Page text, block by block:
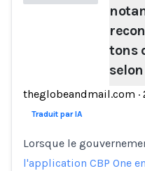
tons
theglobeandmail.com ·
Traduit par IA
Lorsque le
l'application CBP One